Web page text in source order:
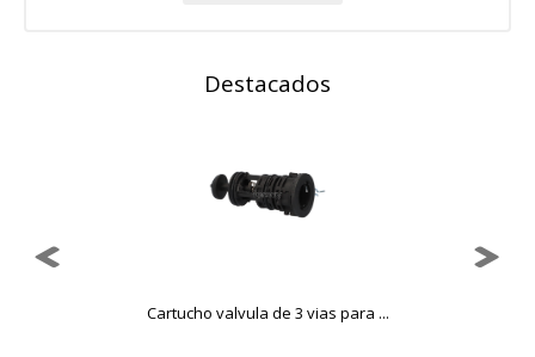
Destacados
Cartucho valvula de 3 vias para ...